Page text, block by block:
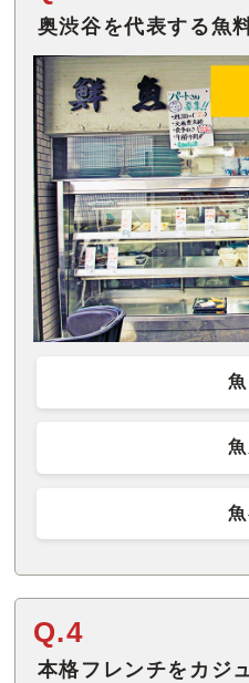
奥渋谷を代表する魚
Q.4
本格フレンチをカジ